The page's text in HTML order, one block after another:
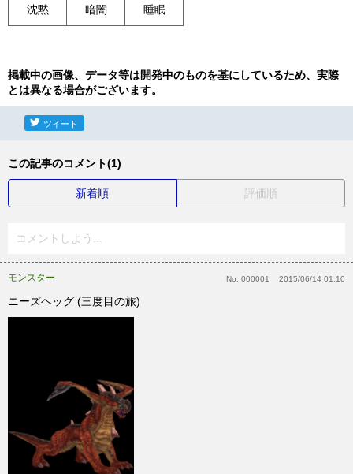
沈黙 暗闇 睡眠
掲載中の画像、データ等は開発中のものを基にしているため、実際
とは異なる場合がございます。
ツイート
この記事のコメント(1)
新着順 評価順
コメントしよう...
モンスター No: 000001 2015/06/14 01:10
ニーズヘッグ (三度目の旅)